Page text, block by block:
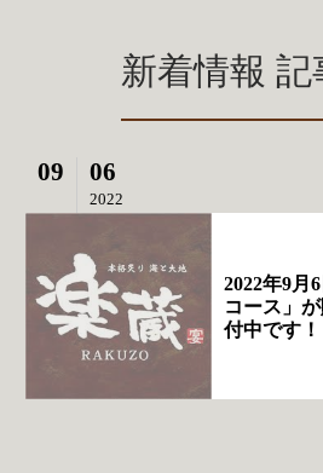
新着情報 記
09 06
2022
2022年9月
コース」
付中です！